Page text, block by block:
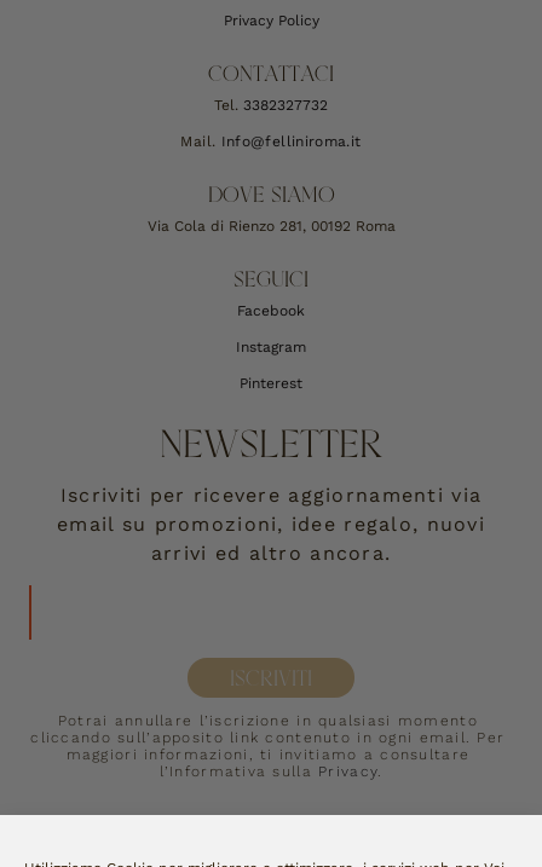
Privacy Policy
CONTATTACI
Tel. 3382327732
Mail. Info@felliniroma.it
DOVE SIAMO
Via Cola di Rienzo 281, 00192 Roma
SEGUICI
Facebook
Instagram
Pinterest
NEWSLETTER
Iscriviti per ricevere aggiornamenti via
email su promozioni, idee regalo, nuovi
arrivi ed altro ancora.
ISCRIVITI
Potrai annullare l’iscrizione in qualsiasi momento
cliccando sull’apposito link contenuto in ogni email. Per
maggiori informazioni, ti invitiamo a consultare
l’Informativa sulla Privacy.